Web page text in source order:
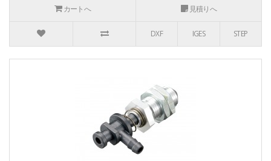
カートへ 見積りへ
DXF IGES STEP